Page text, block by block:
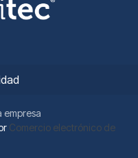
empresa
Comercio electrónico de